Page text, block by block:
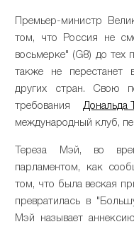
Премьер-министр
том, что Россия не
восьмерке" (G8) до тех
также не перестанет
других стран. Свою
требования Дональда
международный клуб,
Тереза Мэй, во
парламентом, как
том, что была веская
превратилась в
Мэй называет